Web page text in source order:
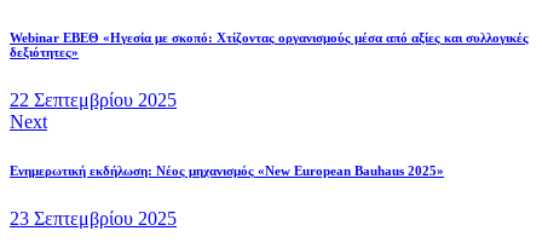
Webinar ΕΒΕΘ «Ηγεσία με σκοπό: Χτίζοντας οργανισμούς μέσα από αξίες και συλλογικές
δεξιότητες»
22 Σεπτεμβρίου 2025
Next
Ενημερωτική εκδήλωση: Νέος μηχανισμός «New European Bauhaus 2025»
23 Σεπτεμβρίου 2025